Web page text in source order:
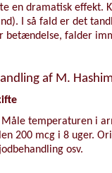
en dramatisk effekt.
I så fald er det
betændelse, falder
af M.
Måle temperaturen i
200 mcg i 8 uger.
osv.